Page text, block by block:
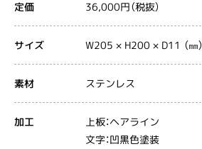
定価 36,000円（税抜）
サイズ W205 × H200 × D11 （㎜）
素材 ステンレス
加工
上板：ヘアライン
文字：凹黒色塗装